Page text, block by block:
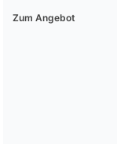
Zum Angebot